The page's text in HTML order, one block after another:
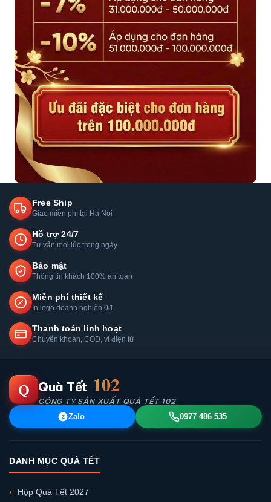
Free Ship
Giao miễn phí tại Hà Nội
Hỗ trợ 24/7
Tư vấn mọi lúc trong ngày
Bảo mật
Thông tin khách 100% an toàn
Miễn phí thiết kế
In logo doanh nghiệp 0đ
Thanh toán linh hoạt
Chuyển khoản, COD, ví điện tử
Q Quà Tết 102
CÔNG TY SẢN XUẤT QUÀ TẾT 102
Z Zalo 0977 486 535
DANH MỤC QUÀ TẾT
Hộp Quà Tết 2027